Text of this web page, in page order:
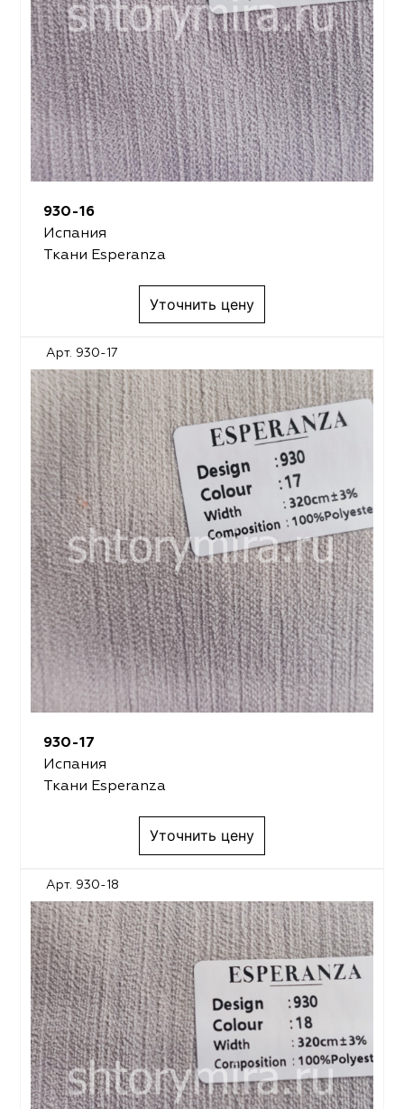
930-16
Испания
Ткани Esperanza
Уточнить цену
Арт. 930-17
930-17
Испания
Ткани Esperanza
Уточнить цену
Арт. 930-18